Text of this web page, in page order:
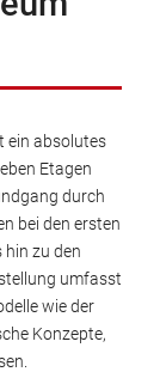
ein absolutes
Etagen
durch
bei den ersten
hin zu den
umfasst
wie der
Konzepte,